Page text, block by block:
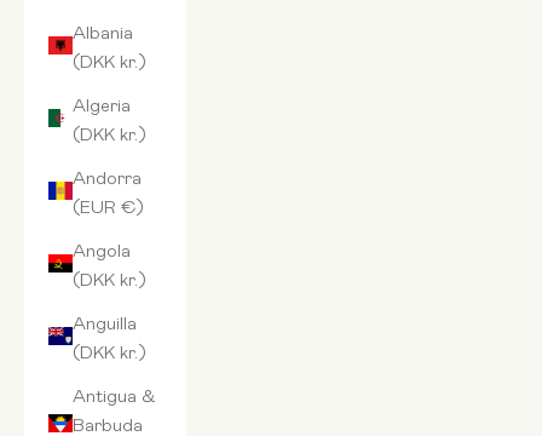
Albania
(DKK kr.)
Algeria
(DKK kr.)
Andorra
(EUR €)
Angola
(DKK kr.)
Anguilla
(DKK kr.)
Antigua &
Barbuda